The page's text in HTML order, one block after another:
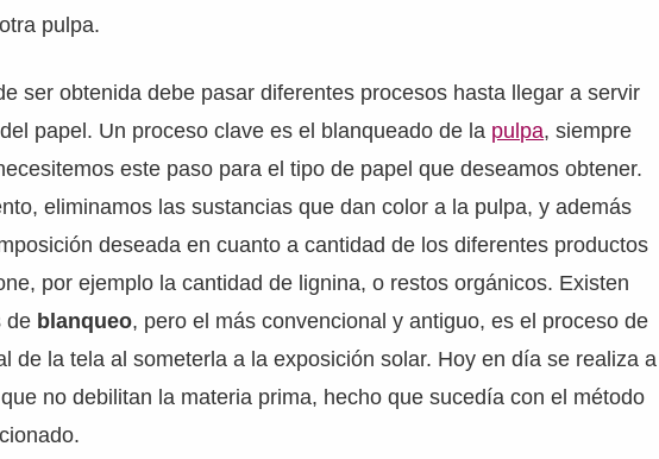
pulpa.
ser obtenida debe pasar diferentes procesos hasta llegar a servir
papel. Un proceso clave es el blanqueado de la pulpa, siempre
este paso para el tipo de papel que deseamos obtener.
eliminamos las sustancias que dan color a la pulpa, y además
deseada en cuanto a cantidad de los diferentes productos
por ejemplo la cantidad de lignina, o restos orgánicos. Existen
de blanqueo, pero el más convencional y antiguo, es el proceso de
de la tela al someterla a la exposición solar. Hoy en día se realiza a
no debilitan la materia prima, hecho que sucedía con el método